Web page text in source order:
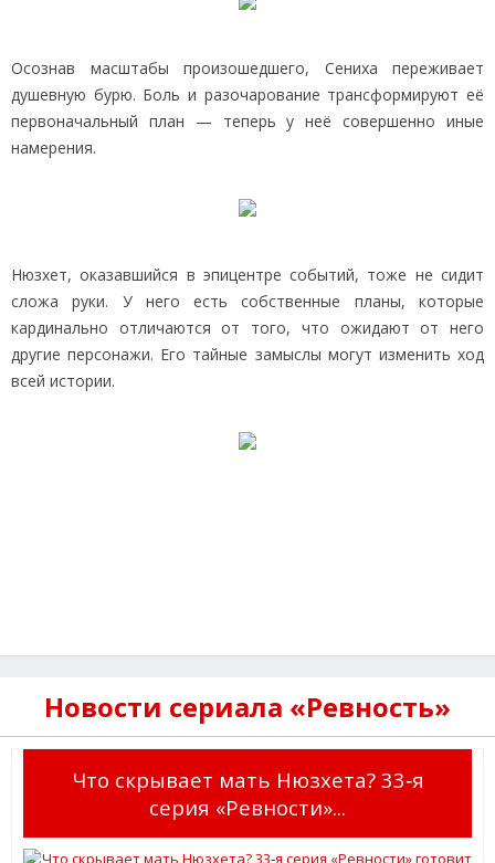
Осознав масштабы произошедшего, Сениха переживает
душевную бурю. Боль и разочарование трансформируют её
первоначальный план — теперь у неё совершенно иные
намерения.
Нюзхет, оказавшийся в эпицентре событий, тоже не сидит
сложа руки. У него есть собственные планы, которые
кардинально отличаются от того, что ожидают от него
другие персонажи. Его тайные замыслы могут изменить ход
всей истории.
Новости сериала «Ревность»
Что скрывает мать Нюзхета? 33‑я
серия «Ревности»...